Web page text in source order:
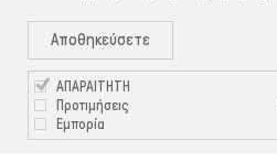
Αποθηκεύσετε
ΑΠΑΡΑΙΤΗΤΗ
Προτιμήσεις
Εμπορία